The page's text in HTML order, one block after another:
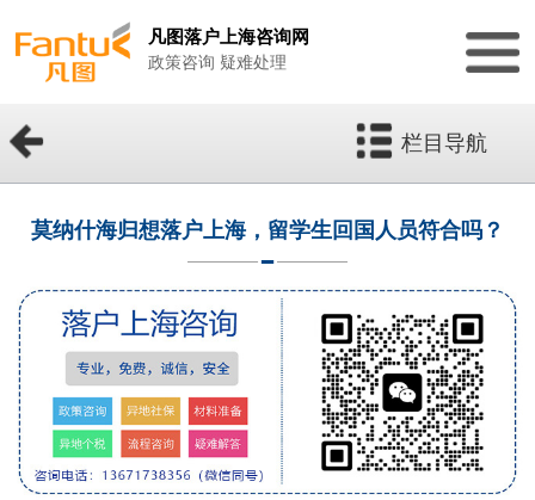
凡图落户上海咨询网
政策咨询 疑难处理
栏目导航
莫纳什海归想落户上海，留学生回国人员符合吗？